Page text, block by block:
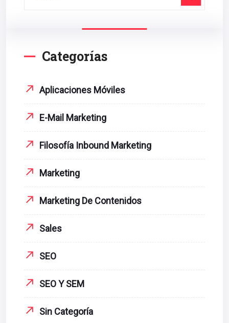
Categorías
Aplicaciones Móviles
E-Mail Marketing
Filosofía Inbound Marketing
Marketing
Marketing De Contenidos
Sales
SEO
SEO Y SEM
Sin Categoría